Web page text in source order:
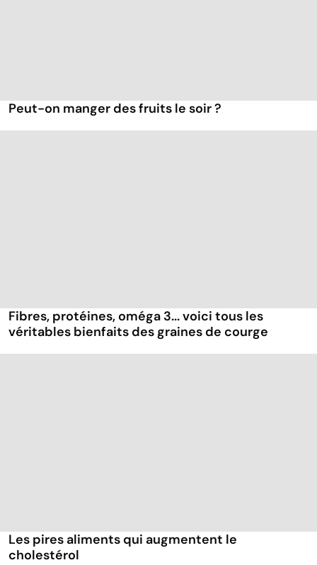
Peut-on manger des fruits le soir ?
Fibres, protéines, oméga 3... voici tous les
véritables bienfaits des graines de courge
Les pires aliments qui augmentent le
cholestérol